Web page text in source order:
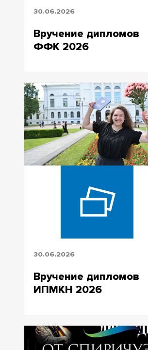
30.06.2026
Вручение дипломов
ФФК 2026
30.06.2026
Вручение дипломов
ИПМКН 2026